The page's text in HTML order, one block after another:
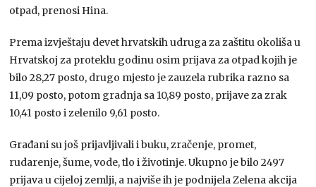
otpad, prenosi Hina.
Prema izvještaju devet hrvatskih udruga za zaštitu okoliša u
Hrvatskoj za proteklu godinu osim prijava za otpad kojih je
bilo 28,27 posto, drugo mjesto je zauzela rubrika razno sa
11,09 posto, potom gradnja sa 10,89 posto, prijave za zrak
10,41 posto i zelenilo 9,61 posto.
Građani su još prijavljivali i buku, zračenje, promet,
rudarenje, šume, vode, tlo i životinje. Ukupno je bilo 2497
prijava u cijeloj zemlji, a najviše ih je podnijela Zelena akcija